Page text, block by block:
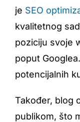
je SEO
kvalitetnog
poziciju svoje
poput
potencijalnih
Također, blog
publikom, što